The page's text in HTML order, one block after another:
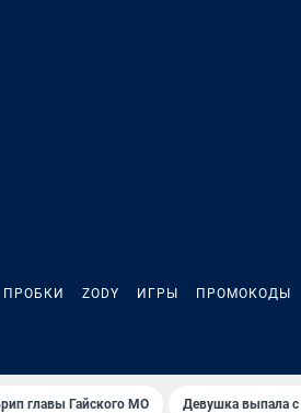
ПРОБКИ ZODY ИГРЫ ПРОМОКОДЫ
главы Гайского МО Девушка выпала с